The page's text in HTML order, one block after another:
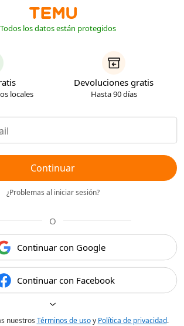
Todos los datos están protegidos
locales
Devoluciones gratis
Hasta 90 días
Continuar
¿Problemas al iniciar sesión?
O
Continuar con Google
Continuar con Facebook
nuestros Términos de usoy Política de privacidad.